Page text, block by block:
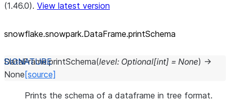
(1.46.0). View latest version
snowflake.snowpark.DataFrame.printSchema
DataFrame.printSchema(level: Optional[int] = None) →
None [source]
Prints the schema of a dataframe in tree format.